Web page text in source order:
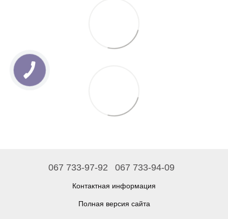
067 733-97-92 067 733-94-09
Контактная информация
Полная версия сайта